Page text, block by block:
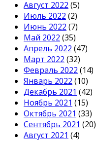
Август 2022 (5)
Июль 2022 (2)
Июнь 2022 (7)
Май 2022 (35)
Апрель 2022 (47)
Март 2022 (32)
Февраль 2022 (14)
Январь 2022 (10)
Декабрь 2021 (42)
Ноябрь 2021 (15)
Октябрь 2021 (33)
Сентябрь 2021 (20)
Август 2021 (4)